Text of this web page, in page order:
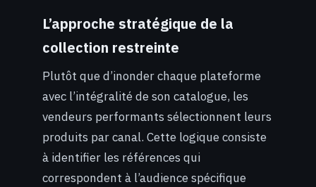
L’approche stratégique de la
collection restreinte
Plutôt que d’inonder chaque plateforme
avec l’intégralité de son catalogue, les
vendeurs performants sélectionnent leurs
produits par canal. Cette logique consiste
à identifier les références qui
correspondent à l’audience spécifique